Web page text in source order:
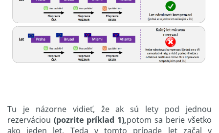
Tu je názorne vidieť, že ak sú lety pod jednou
rezerváciou (pozrite príklad 1),potom sa berie všetko
ako jeden let. Teda v tomto prípade let začal v